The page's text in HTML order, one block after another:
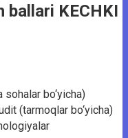
ballari KECHKI
bo‘yicha)
(tarmoqlar bo‘yicha)